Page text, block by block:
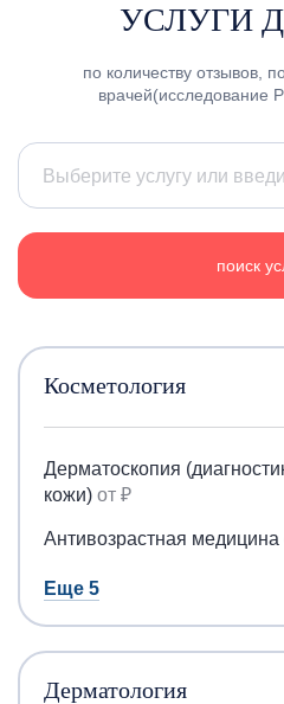
УСЛУГИ
по количеству отзывов,
врачей(исследование
поиск
Косметология
Дерматоскопия
кожи) от ₽
Антивозрастная медицина
Еще 5
Дерматология